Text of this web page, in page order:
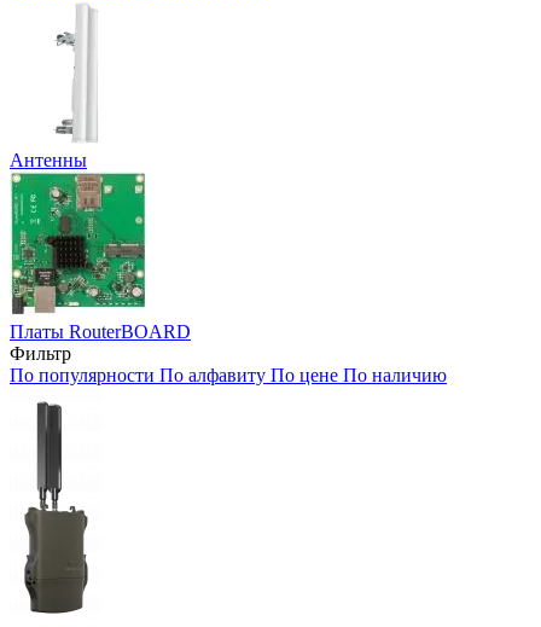
Антенны
Платы RouterBOARD
Фильтр
По популярности По алфавиту По цене По наличию